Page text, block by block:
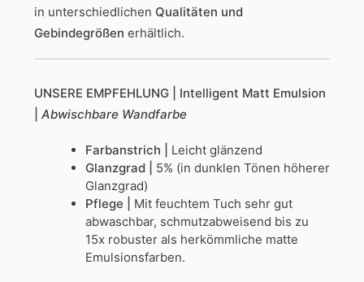
in unterschiedlichen Qualitäten und
Gebindegrößen erhältlich.
UNSERE EMPFEHLUNG
| Intelligent Matt Emulsion
Abwischbare Wandfarbe
Farbanstrich | Leicht glänzend
Glanzgrad | 5% (in dunklen Tönen höherer
Glanzgrad)
Pflege | Mit feuchtem Tuch sehr gut
abwaschbar, schmutzabweisend bis zu
15x robuster als herkömmliche matte
Emulsionsfarben.